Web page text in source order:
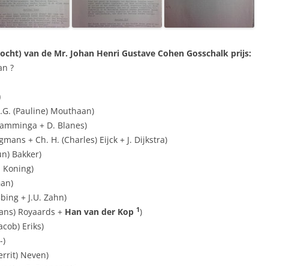
van de Mr. Johan Henri Gustave Cohen Gosschalk prijs:
?
(Pauline) Mouthaan)
+ D. Blanes)
+ Ch. H. (Charles) Eijck + J. Dijkstra)
Bakker)
Koning)
+ J.U. Zahn)
Royaards + Han van der Kop 1)
Eriks)
)
Neven)